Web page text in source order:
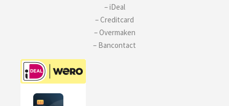
– iDeal
– Creditcard
– Overmaken
– Bancontact